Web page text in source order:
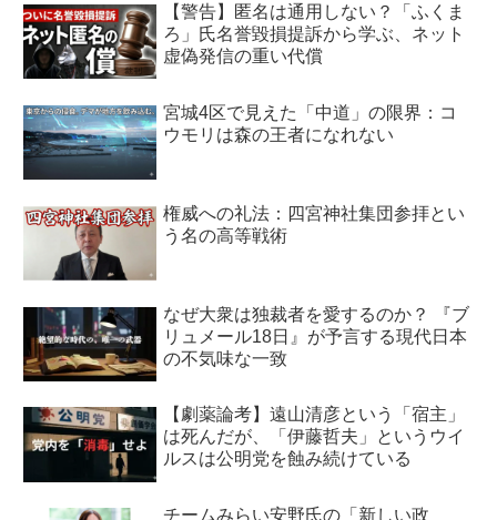
【警告】匿名は通用しない？「ふくま
ろ」氏名誉毀損提訴から学ぶ、ネット
虚偽発信の重い代償
宮城4区で見えた「中道」の限界：コ
ウモリは森の王者になれない
権威への礼法：四宮神社集団参拝とい
う名の高等戦術
なぜ大衆は独裁者を愛するのか？ 『ブ
リュメール18日』が予言する現代日本
の不気味な一致
【劇薬論考】遠山清彦という「宿主」
は死んだが、「伊藤哲夫」というウイ
ルスは公明党を蝕み続けている
チームみらい安野氏の「新しい政